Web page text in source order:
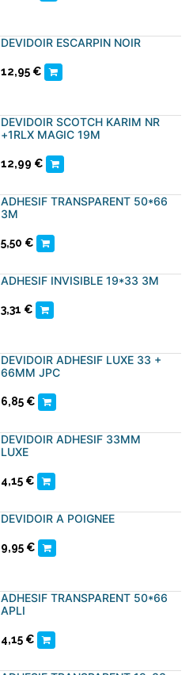
DEVIDOIR ESCARPIN NOIR
12,95 €
DEVIDOIR SCOTCH KARIM NR
+1RLX MAGIC 19M
12,99 €
ADHESIF TRANSPARENT 50*66
3M
5,50 €
ADHESIF INVISIBLE 19*33 3M
3,31 €
DEVIDOIR ADHESIF LUXE 33 +
66MM JPC
6,85 €
DEVIDOIR ADHESIF 33MM
LUXE
4,15 €
DEVIDOIR A POIGNEE
9,95 €
ADHESIF TRANSPARENT 50*66
APLI
4,15 €